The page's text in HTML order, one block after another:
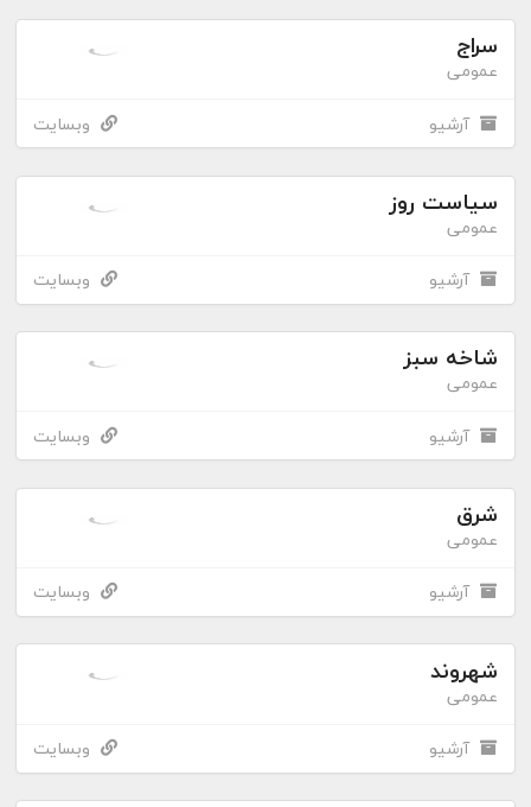
سراج
عمومی
آرشیو
وبسایت
سیاست روز
عمومی
آرشیو
وبسایت
شاخه سبز
عمومی
آرشیو
وبسایت
شرق
عمومی
آرشیو
وبسایت
شهروند
عمومی
آرشیو
وبسایت